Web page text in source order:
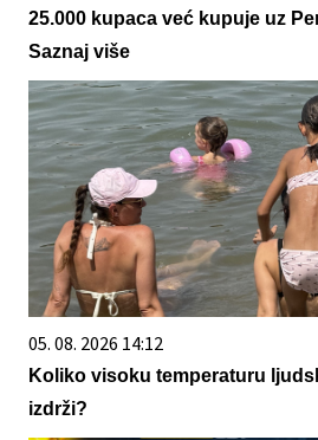
25.000 kupaca već kupuje uz
Saznaj više
05. 08. 2026 14:12
Koliko visoku temperaturu
izdrži?